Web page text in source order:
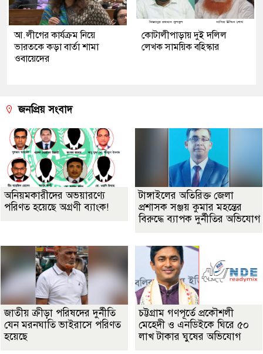
আ.লীগের কার্যক্রম নিয়ে
ভারতকে কড়া বার্তা শামা
ওবায়েদের
কোটালীপাড়ায় দুই দলিল
লেখক সাময়িক বহিস্কার
জনপ্রিয় সংবাদ
অনিয়মকারীদের অভয়ারণ্যে
পরিণত হয়েছে অগ্রণী ব্যাংক!
টাঙ্গাইলের অতিরিক্ত জেলা
প্রশাসক সঞ্জয় কুমার মহন্তের
বিরুদ্ধে ব্যাপক দুর্নীতির অভিযোগ
জাতীয় ক্রীড়া পরিষদের দুর্নীতি
যেন মরনঘাতি ভাইরাসে পরিণত
হয়েছে
চট্টগ্রাম গণপূর্তে প্রকৌশলী
মেহেদী ও এনডিইকে ঘিরে ৫০
লাখ টাকার ঘুষের অভিযোগ